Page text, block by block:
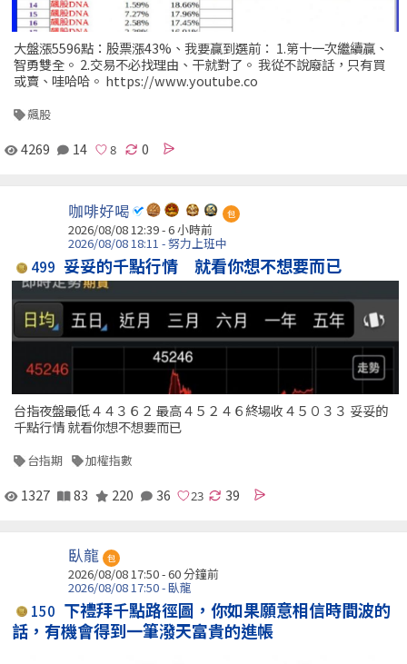
大盤漲5596點：股票漲43%、我要贏到選前： 1.第十一次繼續贏、
智勇雙全。 2.交易不必找理由、干就對了。 我從不說廢話，只有買
或賣、哇哈哈。 https://www.youtube.co
飆股
4269 14 0
咖啡好喝 包
2026/08/08 12:39 -6 小時前
2026/08/08 18:11 - 努力上班中
499 妥妥的千點行情 就看你想不想要而已
台指夜盤最低４４３６２ 最高４５２４６終場收４５０３３ 妥妥的
千點行情 就看你想不想要而已
台指期 加權指數
1327 83 220 36 39
臥龍 包
2026/08/08 17:50 -60 分鐘前
2026/08/08 17:50 - 臥龍
150 下禮拜千點路徑圖，你如果願意相信時間波的
話，有機會得到一筆潑天富貴的進帳